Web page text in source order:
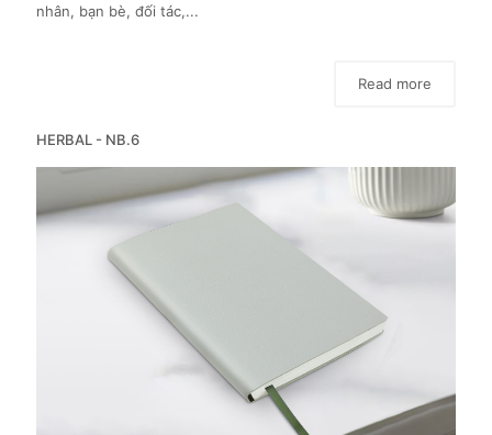
nhân, bạn bè, đối tác,...
Read more
HERBAL - NB.6